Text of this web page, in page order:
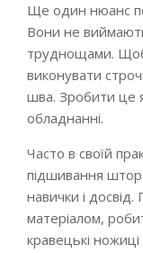
Ще один нюанс
Вони не
труднощами.
виконувати
шва. Зробити це
обладнанні.
Часто в своїй
підшивання штор
навички і
матеріалом,
кравецькі ножиці